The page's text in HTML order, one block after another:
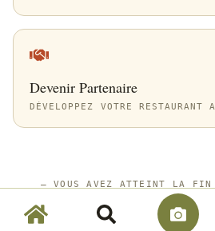
Devenir Partenaire
DÉVELOPPEZ VOTRE
—VOUS AVEZ ATTEINT LA FIN